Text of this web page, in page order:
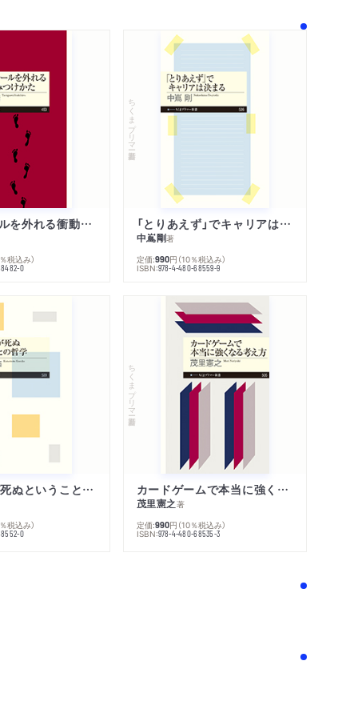
クマター」の正体は原始ブラックホール？
やって見つかったのか
った「はくちょう座X-1」／太陽の30倍の重さの
トルは天体の〝指紋?／遠くの天体からやって
ブラックホールが存在した
ル有人探査
ゃ遠い！／ワームホールを使えば、遠くのブ
きる
探査する方法
ールはどう見える？
人生のレールを外れる衝動のみつけかた
税込み）
0
ちくまプリマー新書
「とりあえず」でキャリアは決まる
中嶌剛著
定価:990円 （10％税込み）
ISBN:978-4-480-68559-9
「わたし」が死ぬということの哲学
税込み）
0
ちくまプリマー新書
カードゲームで本当に強くなる考え方
茂里憲之著
定価:990円 （10％税込み）
ISBN:978-4-480-68535-3